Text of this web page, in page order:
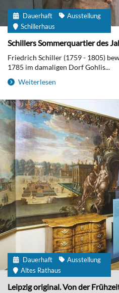
Dauerhaft
Ausstellung
Schillerhaus
Schillers Sommerquartier des
Friedrich Schiller (1759 - 1805)
1785 im damaligen Dorf Gohlis...
Weiterlesen
Dauerhaft
Ausstellung
Altes Rathaus
Leipzig original. Von der